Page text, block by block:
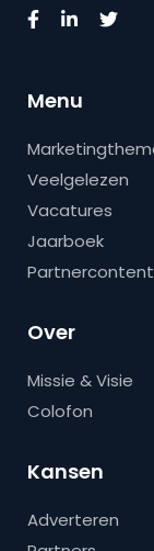
Menu
Veelgelezen
Vacatures
Jaarboek
Partnercontent
Over
Missie & Visie
Colofon
Kansen
Adverteren